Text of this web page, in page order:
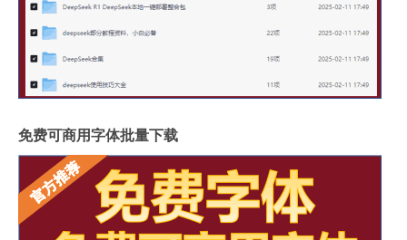
免费可商用字体批量下载